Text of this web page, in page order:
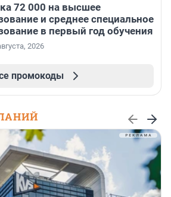
72 000 на высшее
и среднее специальное
в первый год обучения
2026
промокоды